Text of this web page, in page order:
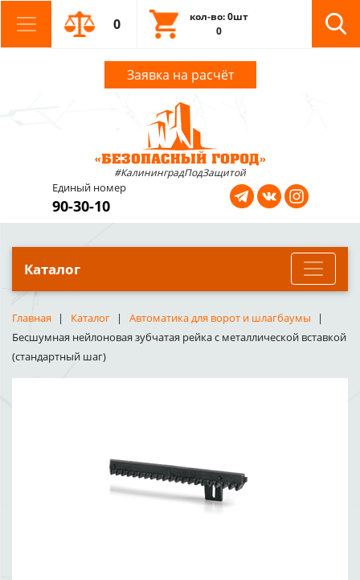
0
кол-во: 0шт
0
Заявка на расчёт
#КалининградПодЗащитой
Единый номер
90-30-10
Каталог
Главная Каталог
Автоматика для ворот и шлагбаумы
Бесшумная нейлоновая зубчатая рейка с металлической вставкой
(стандартный шаг)